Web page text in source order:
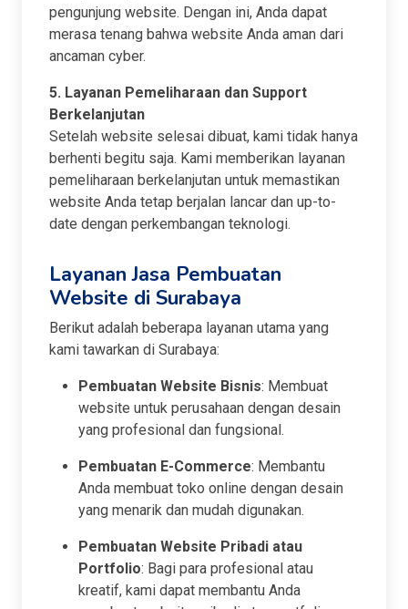
pengunjung website. Dengan ini, Anda dapat
merasa tenang bahwa website Anda aman dari
ancaman cyber.
5. Layanan Pemeliharaan dan Support
Berkelanjutan
Setelah website selesai dibuat, kami tidak hanya
berhenti begitu saja. Kami memberikan layanan
pemeliharaan berkelanjutan untuk memastikan
website Anda tetap berjalan lancar dan up-to-
date dengan perkembangan teknologi.
Layanan Jasa Pembuatan
Website di Surabaya
Berikut adalah beberapa layanan utama yang
kami tawarkan di Surabaya:
Pembuatan Website Bisnis: Membuat
website untuk perusahaan dengan desain
yang profesional dan fungsional.
Pembuatan E-Commerce: Membantu
Anda membuat toko online dengan desain
yang menarik dan mudah digunakan.
Pembuatan Website Pribadi atau
Portfolio: Bagi para profesional atau
kreatif, kami dapat membantu Anda